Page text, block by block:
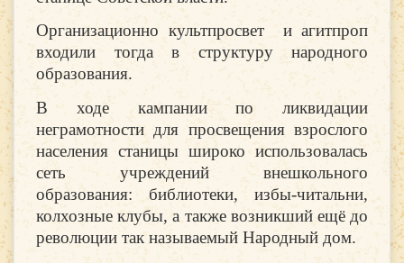
Организационно культпросвет и агитпроп
входили тогда в структуру народного
образования.
В ходе кампании по ликвидации
неграмотности для просвещения взрослого
населения станицы широко использовалась
сеть учреждений внешкольного
образования: библиотеки, избы-читальни,
колхозные клубы, а также возникший ещё до
революции так называемый Народный дом.